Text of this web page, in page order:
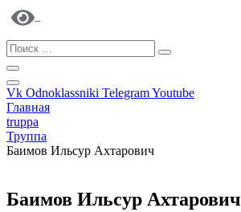
Vk Odnoklassniki TelegramYoutube
Главная
truppa
Труппа
Баимов Ильсур Ахтарович
Баимов Ильсур Ахтарович